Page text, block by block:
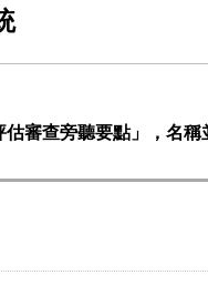
審查旁聽要點」，名